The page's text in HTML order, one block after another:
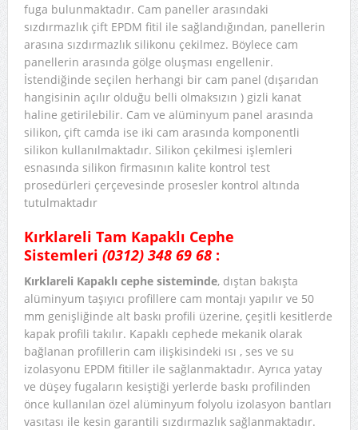
fuga bulunmaktadır. Cam paneller arasındaki
sızdırmazlık çift EPDM fitil ile sağlandığından, panellerin
arasına sızdırmazlık silikonu çekilmez. Böylece cam
panellerin arasında gölge oluşması engellenir.
İstendiğinde seçilen herhangi bir cam panel (dışarıdan
hangisinin açılır olduğu belli olmaksızın ) gizli kanat
haline getirilebilir. Cam ve alüminyum panel arasında
silikon, çift camda ise iki cam arasında komponentli
silikon kullanılmaktadır. Silikon çekilmesi işlemleri
esnasında silikon firmasının kalite kontrol test
prosedürleri çerçevesinde prosesler kontrol altında
tutulmaktadır
Kırklareli Tam Kapaklı Cephe
Sistemleri (0312) 348 69 68 :
Kırklareli Kapaklı cephe sisteminde, dıştan bakışta
alüminyum taşıyıcı profillere cam montajı yapılır ve 50
mm genişliğinde alt baskı profili üzerine, çeşitli kesitlerde
kapak profili takılır. Kapaklı cephede mekanik olarak
bağlanan profillerin cam ilişkisindeki ısı , ses ve su
izolasyonu EPDM fitiller ile sağlanmaktadır. Ayrıca yatay
ve düşey fugaların kesiştiği yerlerde baskı profilinden
önce kullanılan özel alüminyum folyolu izolasyon bantları
vasıtası ile kesin garantili sızdırmazlık sağlanmaktadır.